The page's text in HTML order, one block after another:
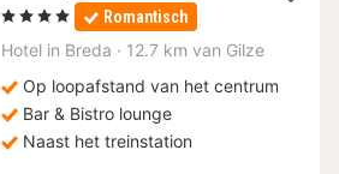
nachten
vanaf
109
, 4 Sterren Romantisch
Hotel in Breda · 12.7 km van Gilze
Op loopafstand van het centrum
Bar & Bistro lounge
Naast het treinstation